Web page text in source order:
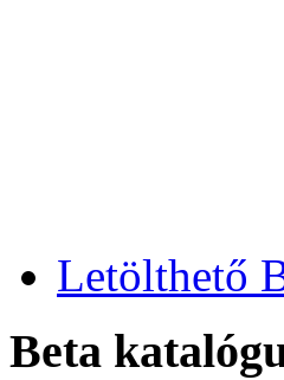
Letölthető
Beta